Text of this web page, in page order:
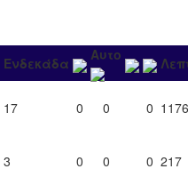
Ενδεκάδα Αυτο
17 0 0 0 1176
3 0 0 0 217